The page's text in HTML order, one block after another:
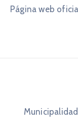
Página web